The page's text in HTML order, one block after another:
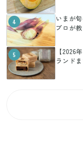
4
いまが
プロが
5
【2026
ランド